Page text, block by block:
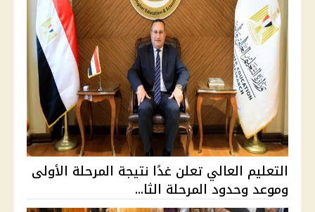
التعليم العالي تعلن غدًا نتيجة المرحلة الأولى
وموعد وحدود المرحلة الثا...